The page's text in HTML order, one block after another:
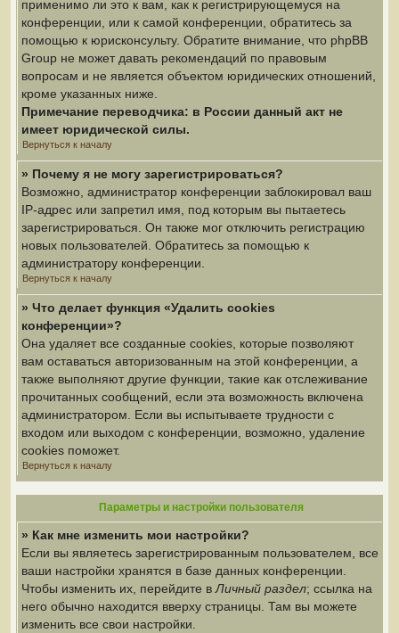
применимо ли это к вам, как к регистрирующемуся на
конференции, или к самой конференции, обратитесь за
помощью к юрисконсульту. Обратите внимание, что phpBB
Group не может давать рекомендаций по правовым
вопросам и не является объектом юридических отношений,
кроме указанных ниже.
Примечание переводчика: в России данный акт не
имеет юридической силы.
Вернуться к началу
» Почему я не могу зарегистрироваться?
Возможно, администратор конференции заблокировал ваш
IP-адрес или запретил имя, под которым вы пытаетесь
зарегистрироваться. Он также мог отключить регистрацию
новых пользователей. Обратитесь за помощью к
администратору конференции.
Вернуться к началу
» Что делает функция «Удалить cookies
конференции»?
Она удаляет все созданные cookies, которые позволяют
вам оставаться авторизованным на этой конференции, а
также выполняют другие функции, такие как отслеживание
прочитанных сообщений, если эта возможность включена
администратором. Если вы испытываете трудности с
входом или выходом с конференции, возможно, удаление
cookies поможет.
Вернуться к началу
Параметры и настройки пользователя
» Как мне изменить мои настройки?
Если вы являетесь зарегистрированным пользователем, все
ваши настройки хранятся в базе данных конференции.
Чтобы изменить их, перейдите в Личный раздел; ссылка на
него обычно находится вверху страницы. Там вы можете
изменить все свои настройки.